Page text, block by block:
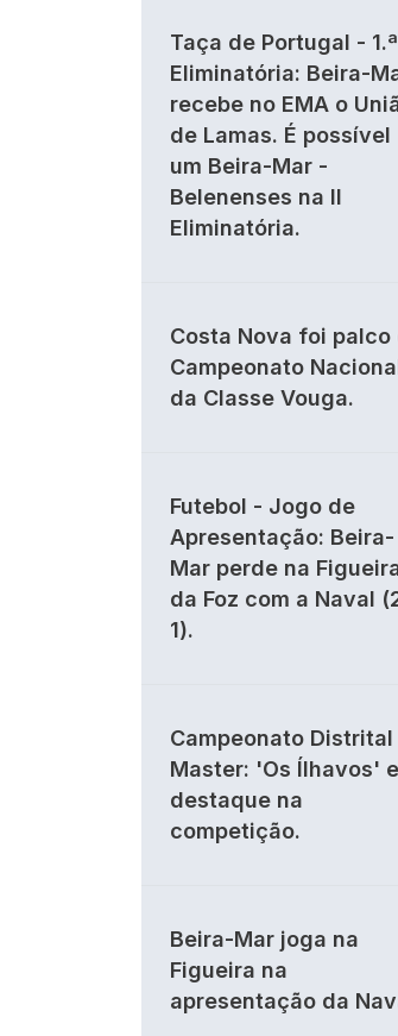
Taça de Portugal - 1.ª
Eliminatória: Beira-
recebe no EMA o
de Lamas. É possível
um Beira-Mar -
Belenenses na II
Eliminatória.
Costa Nova foi palco
Campeonato
da Classe Vouga.
Futebol - Jogo de
Apresentação: Beira-
Mar perde na
da Foz com a Naval
1).
Campeonato Distrital
Master: 'Os Ílhavos'
destaque na
competição.
Beira-Mar joga na
Figueira na
apresentação da